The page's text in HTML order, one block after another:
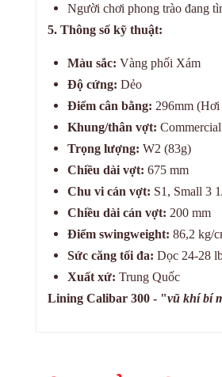
Người chơi phong trào đang
5. Thông số kỹ thuật:
Màu sắc: Vàng phối Xám
Độ cứng: Dẻo
Điểm cân bằng: 296mm (Hơi
Khung/thân vợt:
Trọng lượng: W2 (83g)
Chiều dài vợt: 675 mm
Chu vi cán vợt: S1, Small 3
Chiều dài cán vợt: 200 mm
Điểm swingweight: 86,2 kg/
Sức căng tối đa: Dọc 24-28
Xuất xứ: Trung Quốc
Lining Calibar 300 - "vũ khí bí